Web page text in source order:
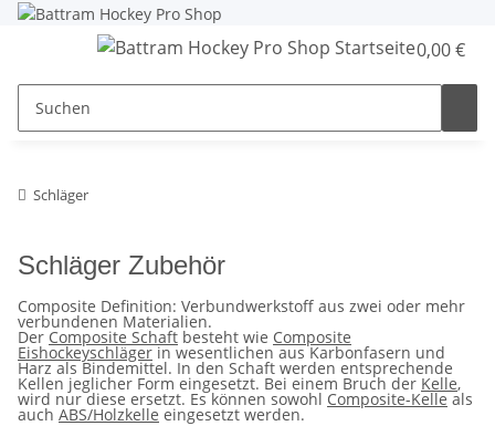
0,00 €
Schläger
Schläger Zubehör
Composite Definition: Verbundwerkstoff aus zwei oder mehr
verbundenen Materialien.
Der Composite Schaft besteht wie Composite
Eishockeyschlägerin wesentlichen aus Karbonfasern und
Harz als Bindemittel. In den Schaft werden entsprechende
Kellen jeglicher Form eingesetzt. Bei einem Bruch der Kelle,
wird nur diese ersetzt. Es können sowohl Composite-Kelleals
auch ABS/Holzkelle eingesetzt werden.